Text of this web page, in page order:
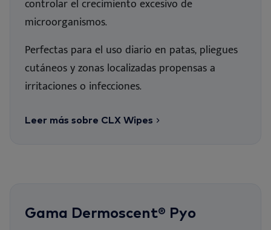
controlarel crecimiento excesivo de
microorganismos.
Perfectas para el uso diario en patas, pliegues
cutáneos y zonas localizadas propensas a
irritaciones o infecciones.
Leer más sobre CLX Wipes
Gama Dermoscent® Pyo